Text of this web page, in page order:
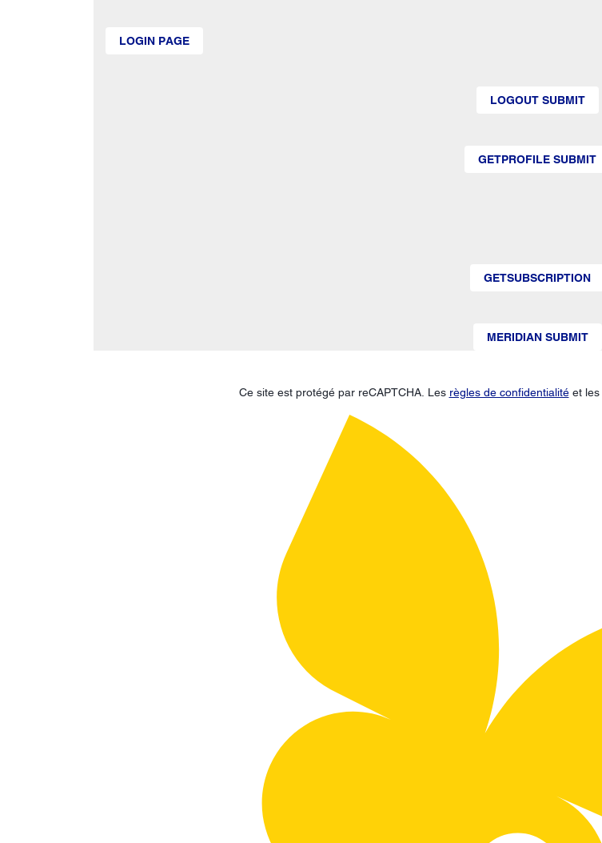
LOGIN PAGE
LOGOUT SUBMIT
GETPROFILE SUBMIT
GETSUBSCRIPTION
MERIDIAN SUBMIT
Ce site est protégé par reCAPTCHA. Les règles de confidentialitéet les